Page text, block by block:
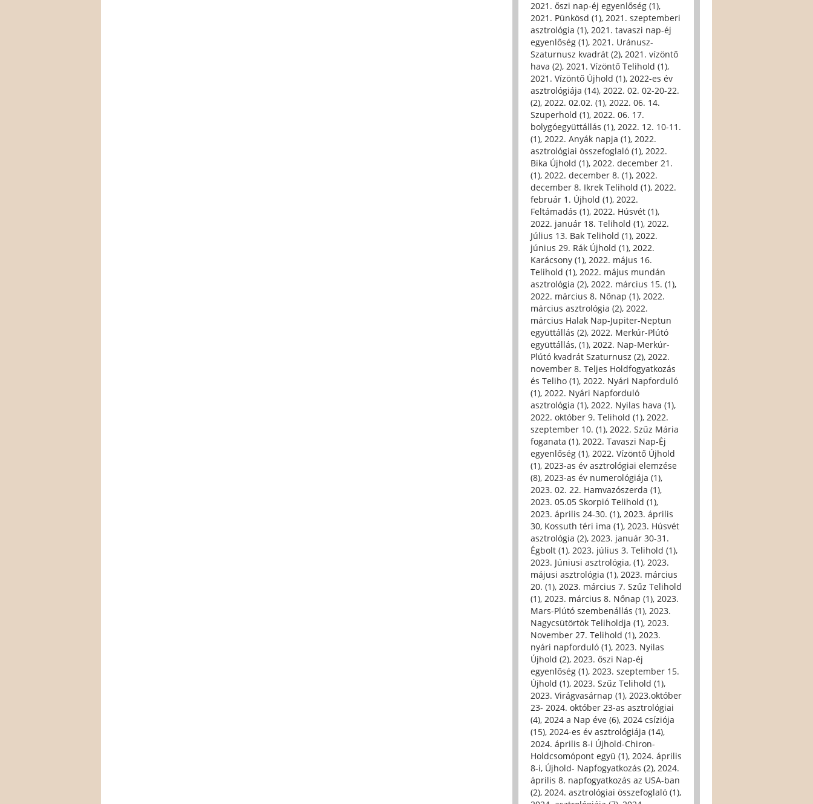
2021. őszi nap-éj egyenlőség (1),
2021. Pünkösd (1), 2021. szeptemberi
asztrológia (1), 2021. tavaszi nap-éj
egyenlőség (1), 2021. Uránusz-
Szaturnusz kvadrát (2), 2021. vízöntő
hava (2), 2021. Vízöntő Telihold (1),
2021. Vízöntő Újhold (1), 2022-es év
asztrológiája (14), 2022. 02. 02-20-22.
(2), 2022. 02.02. (1), 2022. 06. 14.
Szuperhold (1), 2022. 06. 17.
bolygóegyüttállás (1), 2022. 12. 10-11.
(1), 2022. Anyák napja (1), 2022.
asztrológiai összefoglaló (1), 2022.
Bika Újhold (1), 2022. december 21.
(1), 2022. december 8. (1), 2022.
december 8. Ikrek Telihold (1), 2022.
február 1. Újhold (1), 2022.
Feltámadás (1), 2022. Húsvét (1),
2022. január 18. Telihold (1), 2022.
Július 13. Bak Telihold (1), 2022.
június 29. Rák Újhold (1), 2022.
Karácsony (1), 2022. május 16.
Telihold (1), 2022. május mundán
asztrológia (2), 2022. március 15. (1),
2022. március 8. Nőnap (1), 2022.
március asztrológia (2), 2022.
március Halak Nap-Jupiter-Neptun
együttállás (2), 2022. Merkúr-Plútó
együttállás, (1), 2022. Nap-Merkúr-
Plútó kvadrát Szaturnusz (2), 2022.
november 8. Teljes Holdfogyatkozás
és Teliho (1), 2022. Nyári Napforduló
(1), 2022. Nyári Napforduló
asztrológia (1), 2022. Nyilas hava (1),
2022. október 9. Telihold (1), 2022.
szeptember 10. (1), 2022. Szűz Mária
foganata (1), 2022. Tavaszi Nap-Éj
egyenlőség (1), 2022. Vízöntő Újhold
(1), 2023-as év asztrológiai elemzése
(8), 2023-as év numerológiája (1),
2023. 02. 22. Hamvazószerda (1),
2023. 05.05 Skorpió Telihold (1),
2023. április 24-30. (1), 2023. április
30, Kossuth téri ima (1), 2023. Húsvét
asztrológia (2), 2023. január 30-31.
Égbolt (1), 2023. július 3. Telihold (1),
2023. Júniusi asztrológia, (1), 2023.
májusi asztrológia (1), 2023. március
20. (1), 2023. március 7. Szűz Telihold
(1), 2023. március 8. Nőnap (1), 2023.
Mars-Plútó szembenállás (1), 2023.
Nagycsütörtök Teliholdja (1), 2023.
November 27. Telihold (1), 2023.
nyári napforduló (1), 2023. Nyilas
Újhold (2), 2023. őszi Nap-éj
egyenlőség (1), 2023. szeptember 15.
Újhold (1), 2023. Szűz Telihold (1),
2023. Virágvasárnap (1), 2023.október
23- 2024. október 23-as asztrológiai
(4), 2024 a Nap éve (6), 2024 csíziója
(15), 2024-es év asztrológiája (14),
2024. április 8-i Újhold-Chiron-
Holdcsomópont együ (1), 2024. április
8-i, Újhold- Napfogyatkozás (2), 2024.
április 8. napfogyatkozás az USA-ban
(2), 2024. asztrológiai összefoglaló (1),